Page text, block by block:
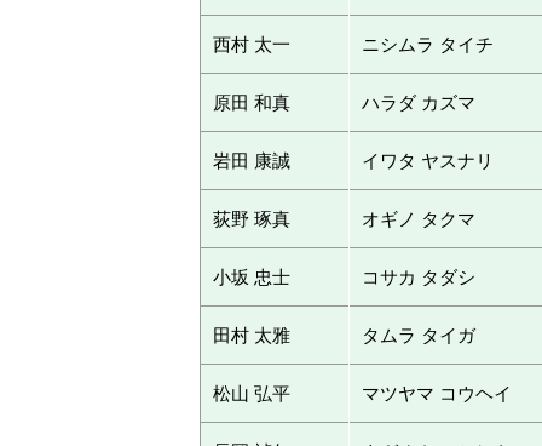
西村 太一 ニシムラ タイチ
原田 和真 ハラダ カズマ
岩田 康誠 イワタ ヤスナリ
荻野 琢真 オギノ タクマ
小坂 忠士 コサカ タダシ
田村 太雅 タムラ タイガ
松山 弘平 マツヤマ コウヘイ